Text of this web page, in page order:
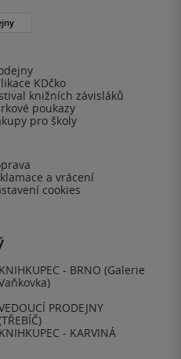
KDčko
knižních závisláků
poukazy
pro školy
a vrácení
cookies
KNIHKUPEC - BRNO (Galerie
PRODEJNY
KNIHKUPEC - KARVINÁ